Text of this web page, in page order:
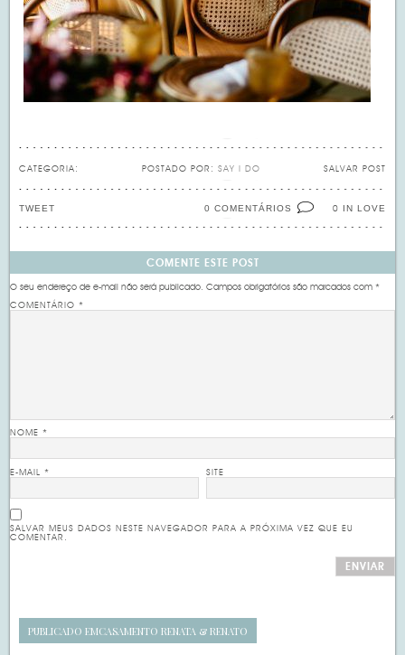
CATEGORIA: SALVAR POST
POSTADO POR: SAY I DO
0 IN LOVE
0 COMENTÁRIOS
TWEET
COMENTE ESTE POST
O seu endereço de e-mail não será publicado. Campos obrigatórios são marcados com*
COMENTÁRIO*
NOME*
E-MAIL* SITE
SALVAR MEUS DADOS NESTE NAVEGADOR PARA A PRÓXIMA VEZ QUE EU
COMENTAR.
PUBLICADO EMCASAMENTO RENATA & RENATO